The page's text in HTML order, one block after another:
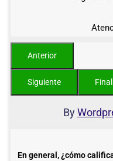
By
En general, ¿cómo